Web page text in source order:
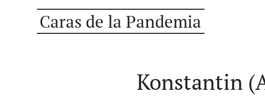
Caras de la Pandemia
Konstantin